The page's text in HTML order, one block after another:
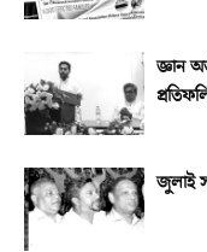
জ্ঞান
জুলাই